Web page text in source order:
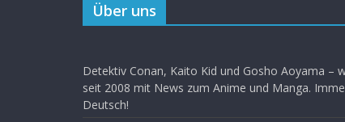
Über uns
Detektiv Conan, Kaito Kid und Gosho Aoyama –
seit 2008 mit News zum Anime und Manga.
Deutsch!